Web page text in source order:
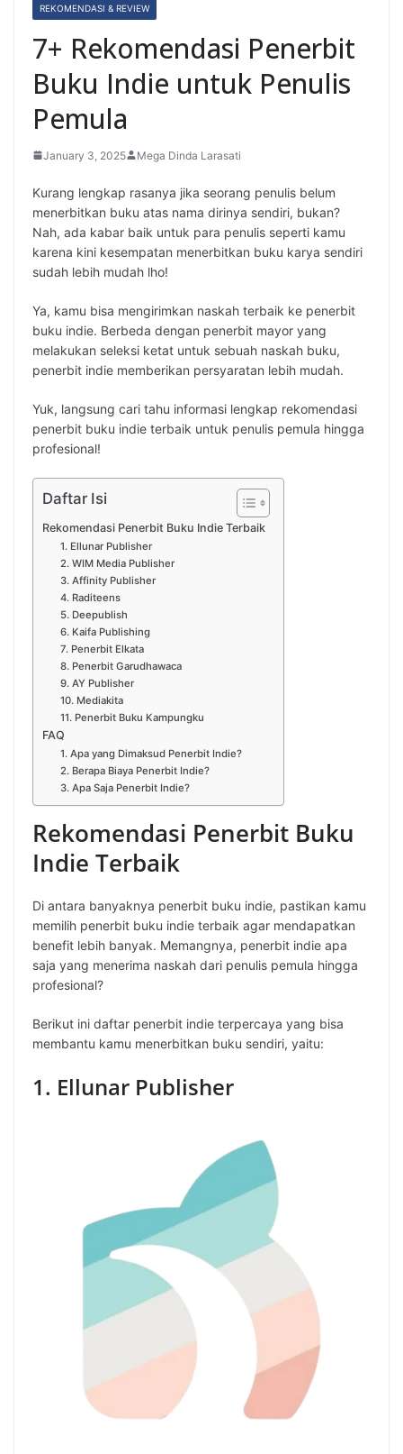
s
i
e
n
u
l
s
"
REKOMENDASI & REVIEW
7+ Rekomendasi Penerbit
Buku Indie untuk Penulis
Pemula
January 3, 2025 Mega Dinda Larasati
Kurang lengkap rasanya jika seorang penulis belum
menerbitkan buku atas nama dirinya sendiri, bukan?
Nah, ada kabar baik untuk para penulis seperti kamu
karena kini kesempatan menerbitkan buku karya sendiri
sudah lebih mudah lho!
Ya, kamu bisa mengirimkan naskah terbaik ke penerbit
buku indie. Berbeda dengan penerbit mayor yang
melakukan seleksi ketat untuk sebuah naskah buku,
penerbit indie memberikan persyaratan lebih mudah.
Yuk, langsung cari tahu informasi lengkap rekomendasi
penerbit buku indie terbaik untuk penulis pemula hingga
profesional!
Daftar Isi
Rekomendasi Penerbit Buku Indie Terbaik
1. Ellunar Publisher
2. WIM Media Publisher
3. Affinity Publisher
4. Raditeens
5. Deepublish
6. Kaifa Publishing
7. Penerbit Elkata
8. Penerbit Garudhawaca
9. AY Publisher
10. Mediakita
11. Penerbit Buku Kampungku
FAQ
1. Apa yang Dimaksud Penerbit Indie?
2. Berapa Biaya Penerbit Indie?
3. Apa Saja Penerbit Indie?
Rekomendasi Penerbit Buku
Indie Terbaik
Di antara banyaknya penerbit buku indie, pastikan kamu
memilih penerbit buku indie terbaik agar mendapatkan
benefit lebih banyak. Memangnya, penerbit indie apa
saja yang menerima naskah dari penulis pemula hingga
profesional?
Berikut ini daftar penerbit indie terpercaya yang bisa
membantu kamu menerbitkan buku sendiri, yaitu:
1. Ellunar Publisher